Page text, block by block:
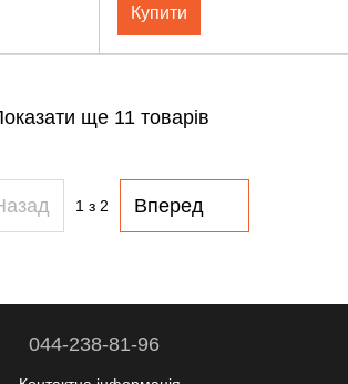
Купити
ще 11 товарів
1з 2 Вперед
044-238-81-96